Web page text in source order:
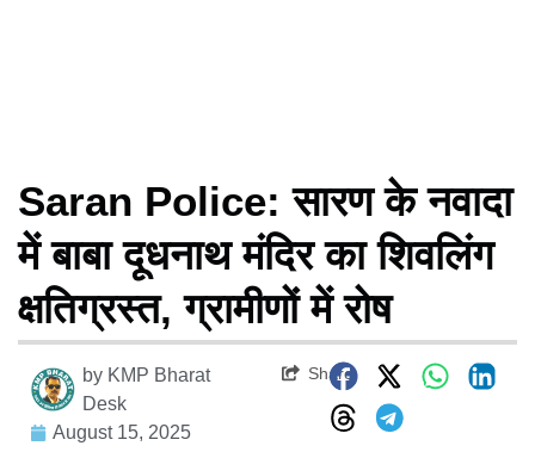
Saran Police: सारण के नवादा
में बाबा दूधनाथ मंदिर का शिवलिंग
क्षतिग्रस्त, ग्रामीणों में रोष
by KMP Bharat
Desk
August 15, 2025
Share